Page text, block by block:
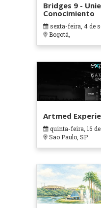
Bridges 9 -
Conocimiento
sexta-feira, 4 de
Bogotá,
Artmed
quinta-feira, 15
Sao Paulo, SP